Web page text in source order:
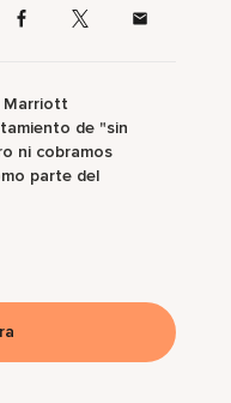
Marriott
de "sin
ni cobramos
parte del